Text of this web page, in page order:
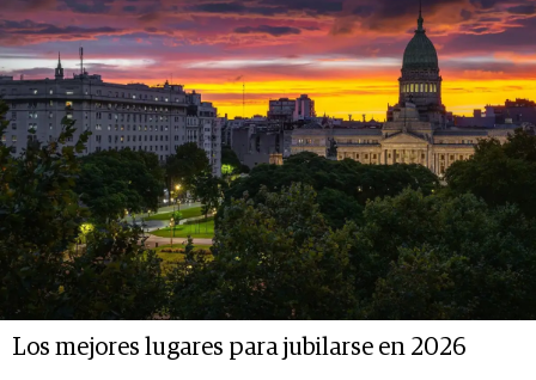
Los mejores lugares para jubilarse en 2026